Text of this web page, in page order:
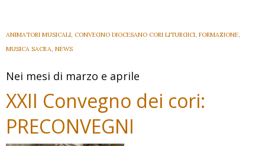
ANIMATORI MUSICALI, CONVEGNO DIOCESANO CORI LITURGICI, FORMAZIONE,
MUSICA SACRA, NEWS
Nei mesi di marzo e aprile
XXII Convegno dei cori:
PRECONVEGNI